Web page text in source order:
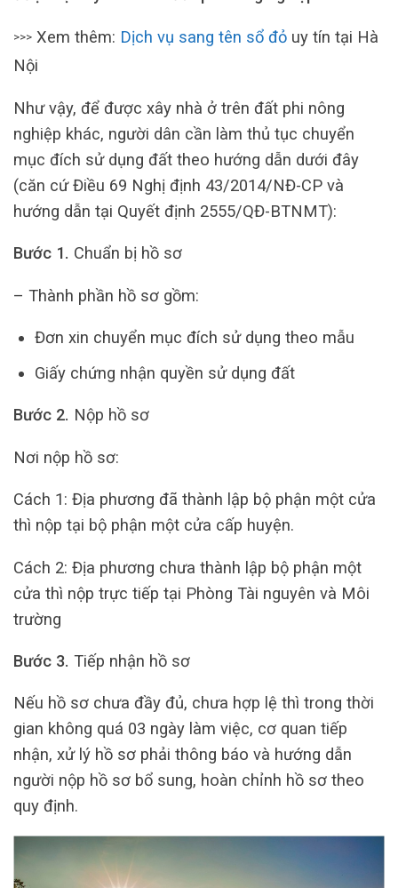
>>> Xem thêm: Dịch vụ sang tên sổ đỏ uy tín tại Hà
Nội
Như vậy, để được xây nhà ở trên đất phi nông
nghiệp khác, người dân cần làm thủ tục chuyển
mục đích sử dụng đất theo hướng dẫn dưới đây
(căn cứ Điều 69 Nghị định 43/2014/NĐ-CP và
hướng dẫn tại Quyết định 2555/QĐ-BTNMT):
Bước 1. Chuẩn bị hồ sơ
– Thành phần hồ sơ gồm:
Đơn xin chuyển mục đích sử dụng theo mẫu
Giấy chứng nhận quyền sử dụng đất
Bước 2. Nộp hồ sơ
Nơi nộp hồ sơ:
Cách 1: Địa phương đã thành lập bộ phận một cửa
thì nộp tại bộ phận một cửa cấp huyện.
Cách 2: Địa phương chưa thành lập bộ phận một
cửa thì nộp trực tiếp tại Phòng Tài nguyên và Môi
trường
Bước 3. Tiếp nhận hồ sơ
Nếu hồ sơ chưa đầy đủ, chưa hợp lệ thì trong thời
gian không quá 03 ngày làm việc, cơ quan tiếp
nhận, xử lý hồ sơ phải thông báo và hướng dẫn
người nộp hồ sơ bổ sung, hoàn chỉnh hồ sơ theo
quy định.